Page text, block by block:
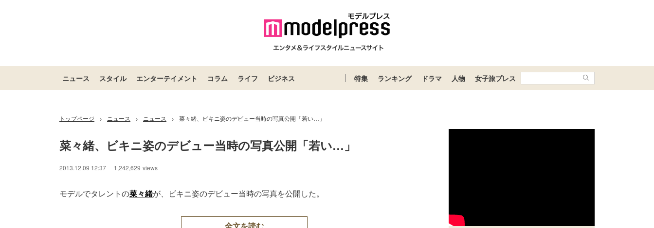
ニュース スタイル エンターテイメント コラム ライフ ビジネス 特集 ランキング ドラマ 人物 女子旅プレス
トップページ > ニュース > ニュース > 菜々緒、ビキニ姿のデビュー当時の写真公開「若い…」
菜々緒、ビキニ姿のデビュー当時の写真公開「若い…」
2013.12.09 12:37 1,242,629 views
モデルでタレントの菜々緒が、ビキニ姿のデビュー当時の写真を公開した。